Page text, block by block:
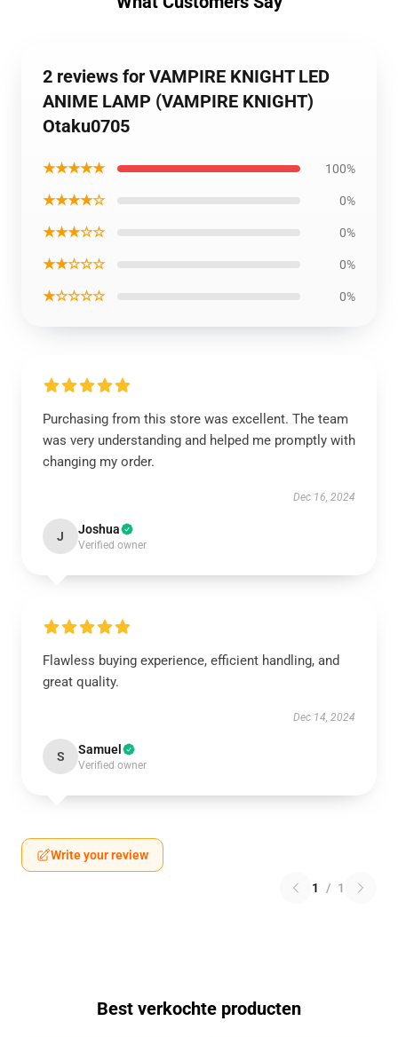
2 reviews for VAMPIRE KNIGHT LED
ANIME LAMP (VAMPIRE KNIGHT)
Otaku0705
★★★★★ 100%
★★★★☆ 0%
★★★☆☆ 0%
★★☆☆☆ 0%
★☆☆☆☆ 0%
Purchasing from this store was excellent. The team
was very understanding and helped me promptly with
changing my order.
Dec 16, 2024
J Joshua
Verified owner
Flawless buying experience, efficient handling, and
great quality.
Dec 14, 2024
S Samuel
Verified owner
Write your review
1 / 1
Best verkochte producten